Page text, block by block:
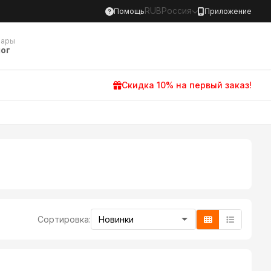
Помощь RUBРоссия Приложение
Скидка 10% на первый заказ!
Сортировка: